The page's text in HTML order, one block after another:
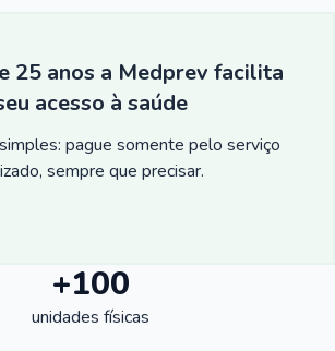
25 anos a Medprev facilita
acesso à saúde
pague somente pelo serviço
sempre que precisar.
+100
unidades físicas